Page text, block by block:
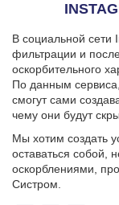
В социальной сети
фильтрации и
оскорбительного
По данным
смогут сами
чему они будут
Мы хотим создать
оставаться собой,
оскорблениями,
Систром.